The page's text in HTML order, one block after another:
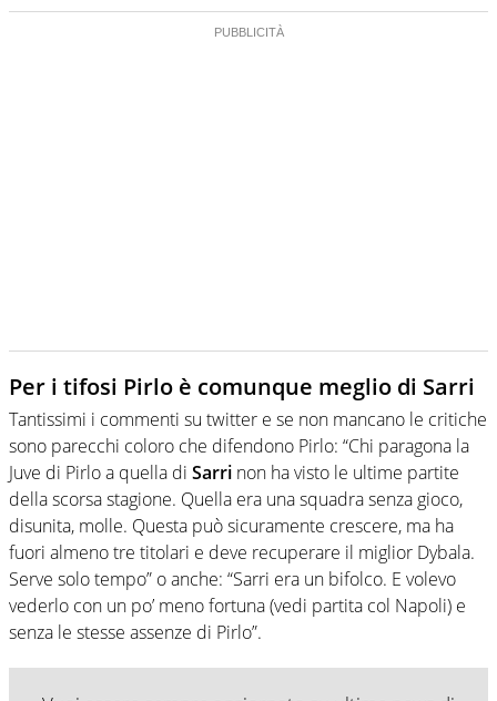
Per i tifosi Pirlo è comunque meglio di Sarri
Tantissimi i commenti su twitter e se non mancano le critiche
sono parecchi coloro che difendono Pirlo: “Chi paragona la
Juve di Pirlo a quella di Sarri non ha visto le ultime partite
della scorsa stagione. Quella era una squadra senza gioco,
disunita, molle. Questa può sicuramente crescere, ma ha
fuori almeno tre titolari e deve recuperare il miglior Dybala.
Serve solo tempo” o anche: “Sarri era un bifolco. E volevo
vederlo con un po’ meno fortuna (vedi partita col Napoli) e
senza le stesse assenze di Pirlo”.